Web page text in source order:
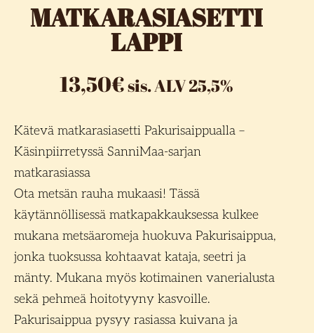
MATKARASIASETTI
LAPPI
13,50€sis. ALV 25,5%
Kätevä matkarasiasetti Pakurisaippualla –
Käsinpiirretyssä SanniMaa-sarjan
matkarasiassa
Ota metsän rauha mukaasi! Tässä
käytännöllisessä matkapakkauksessa kulkee
mukana metsäaromeja huokuva Pakurisaippua,
jonka tuoksussa kohtaavat kataja, seetri ja
mänty. Mukana myös kotimainen vanerialusta
sekä pehmeä hoitotyyny kasvoille.
Pakurisaippua pysyy rasiassa kuivana ja